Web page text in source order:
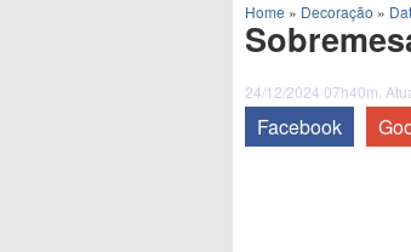
Home » Decoração »
24/12/2024 07h40m.
Facebook